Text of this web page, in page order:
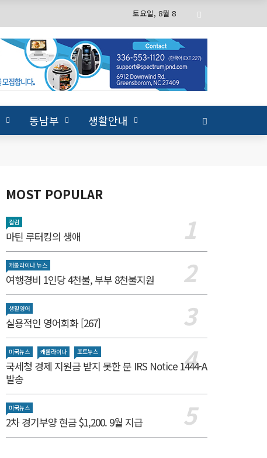
토요일, 8월 8
동남부 생활안내
MOST POPULAR
컬럼
마틴 루터킹의 생애
캐롤라이나 뉴스
여행경비 1인당 4천불, 부부 8천불지원
생활영어
실용적인 영어회화 [267]
미국뉴스 캐롤라이나 포토뉴스
국세청 경제 지원금 받지 못한 분 IRS Notice 1444-A
발송
미국뉴스
2차 경기부양 현금 $1,200. 9월 지급